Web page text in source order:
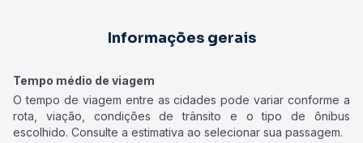
Informações gerais
Tempo médio de viagem
O tempo de viagem entre as cidades pode variar conforme a
rota, viação, condições de trânsito e o tipo de ônibus
escolhido. Consulte a estimativa ao selecionar sua passagem.